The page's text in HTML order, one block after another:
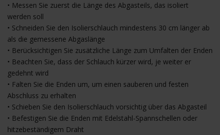
• Messen Sie zuerst die Länge des Abgasteils, das isoliert
werden soll
• Schneiden Sie den Isolierschlauch mindestens 30 cm länger ab
als die gemessene Abgaslänge
• Berücksichtigen Sie zusätzliche Länge zum Umfalten der Enden
• Beachten Sie, dass der Schlauch kürzer wird, je weiter er
gedehnt wird
• Falten Sie die Enden um, um einen sauberen und festen
Abschluss zu erhalten
• Schieben Sie den Isolierschlauch vorsichtig über das Abgasteil
• Befestigen Sie die Enden mit Edelstahl-Spannschellen oder
hitzebeständigem Draht